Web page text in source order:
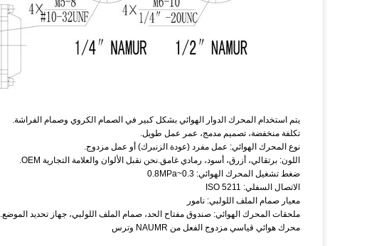
يتم استخدام المحرك الدوار الهوائي بشكل كبير في الصمام الكروي وصمام الفراشة.
تكلفة منخفضة، تصميم مدمج، عمر عمل طويل.
نوع المحرك الهوائي: عمل مفرد (عودة الزنبرك) أو عمل مزدوج.
اللون: برتقالي، أزرق، أسود، رمادي غامق.نحن نقبل الألوان والعلامة التجارية OEM.
ضغط تشغيل المحرك الهوائي: 0.3~0.8MPa
الاتصال السفلي: ISO 5211
معيار صمام الملف اللولبي: نامور
ملحقات المحرك الهوائي: صندوق مفتاح الحد، صمام الملف اللولبي، جهاز تحديد الموضع.
محرك هوائي قياسي مزدوج الفعل من NAUMR وترس